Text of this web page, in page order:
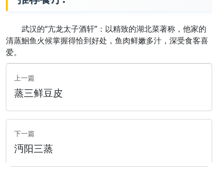
武汉的“亢龙太子酒轩”：以精致的湖北菜著称，他家的
清蒸鮰鱼火候掌握得恰到好处，鱼肉鲜嫩多汁，深受食客喜
爱。
上一篇
蒸三鲜豆皮
下一篇
沔阳三蒸